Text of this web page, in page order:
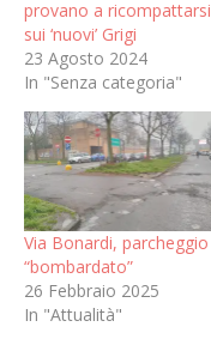
provano a ricompattarsi
sui ‘nuovi’ Grigi
23 Agosto 2024
In "Senza categoria"
Via Bonardi, parcheggio
“bombardato”
26 Febbraio 2025
In "Attualità"